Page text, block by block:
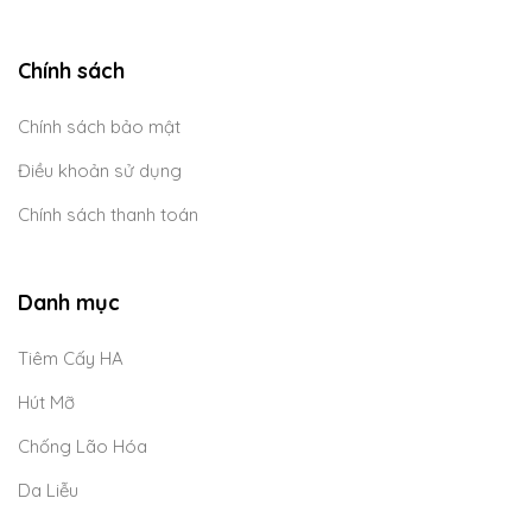
Chính sách
Chính sách bảo mật
Điều khoản sử dụng
Chính sách thanh toán
Danh mục
Tiêm Cấy HA
Hút Mỡ
Chống Lão Hóa
Da Liễu